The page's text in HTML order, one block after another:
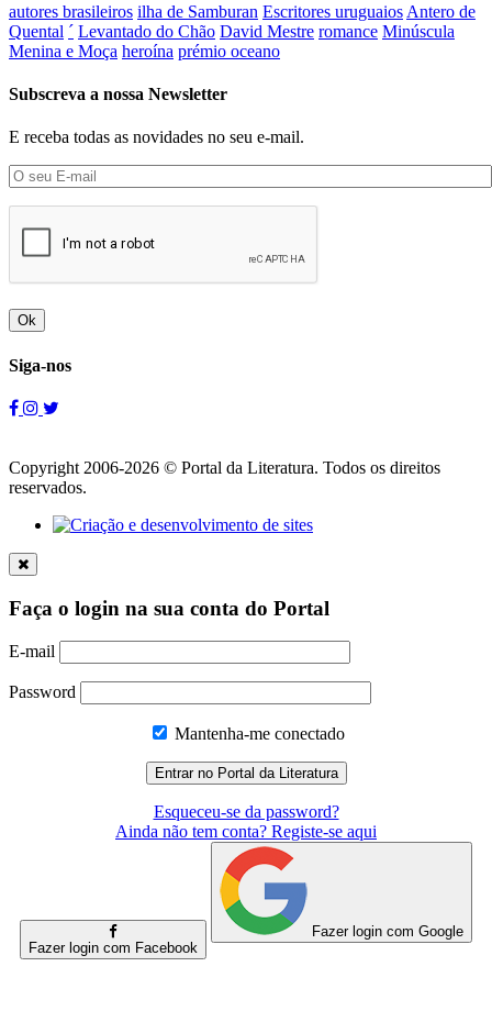
autores brasileiros ilha de Samburan Escritores uruguaios Antero de
Quental ´ Levantado do Chão David Mestre romance Minúscula
Menina e Moça heroína prémio oceano
Subscreva a nossa Newsletter
E receba todas as novidades no seu e-mail.
Ok
Siga-nos
Copyright 2006-2026 © Portal da Literatura. Todos os direitos
reservados.
Faça o login na sua conta do Portal
E-mail
Password
Mantenha-me conectado
Esqueceu-se da password?
Ainda não tem conta? Registe-se aqui
Fazer login com Facebook
Fazer login com Google